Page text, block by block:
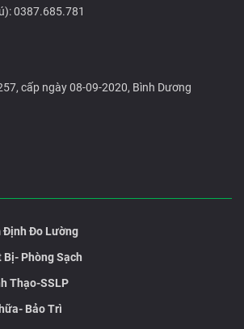
0387.685.781
cấp ngày 08-09-2020, Bình Dương
Định Đo Lường
Phòng Sạch
Thạo-SSLP
Bảo Trì